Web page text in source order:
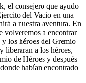
el consejero que ayudo
del Vacio en una
a nuestra aventura. En
volveremos a encontrar
los héroes del Gremio
liberaran a los héroes,
de Héroes y después
habían encontrado